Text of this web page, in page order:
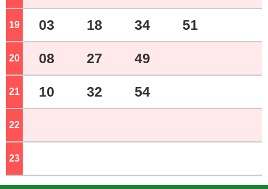
19 03 18 34 51
20 08 27 49
21 10 32 54
22
23